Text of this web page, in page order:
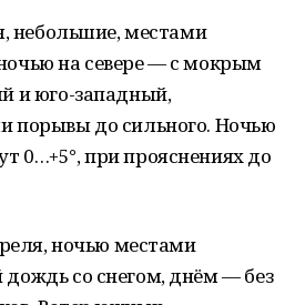
небольшие, местами
на севере — с мокрым
и юго-западный,
порывы до сильного. Ночью
0…+5°, при прояснениях до
ночью местами
со снегом, днём — без